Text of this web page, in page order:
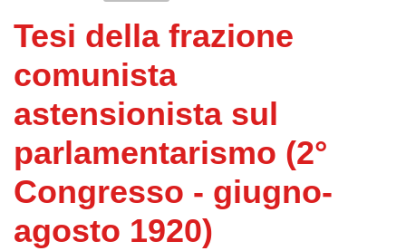
Tesi della frazione
comunista
astensionista sul
parlamentarismo (2°
Congresso - giugno-
agosto 1920)